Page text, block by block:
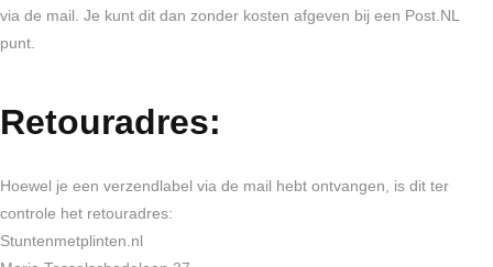
via de mail. Je kunt dit dan zonder kosten afgeven bij een Post.NL
punt.
Retouradres:
Hoewel je een verzendlabel via de mail hebt ontvangen, is dit ter
controle het retouradres:
Stuntenmetplinten.nl